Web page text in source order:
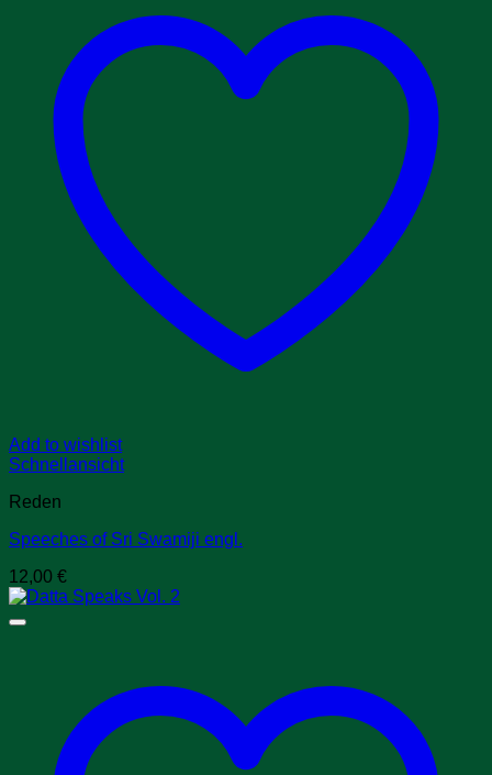
Add to wishlist
Schnellansicht
Reden
Speeches of Sri Swamiji engl.
12,00 €